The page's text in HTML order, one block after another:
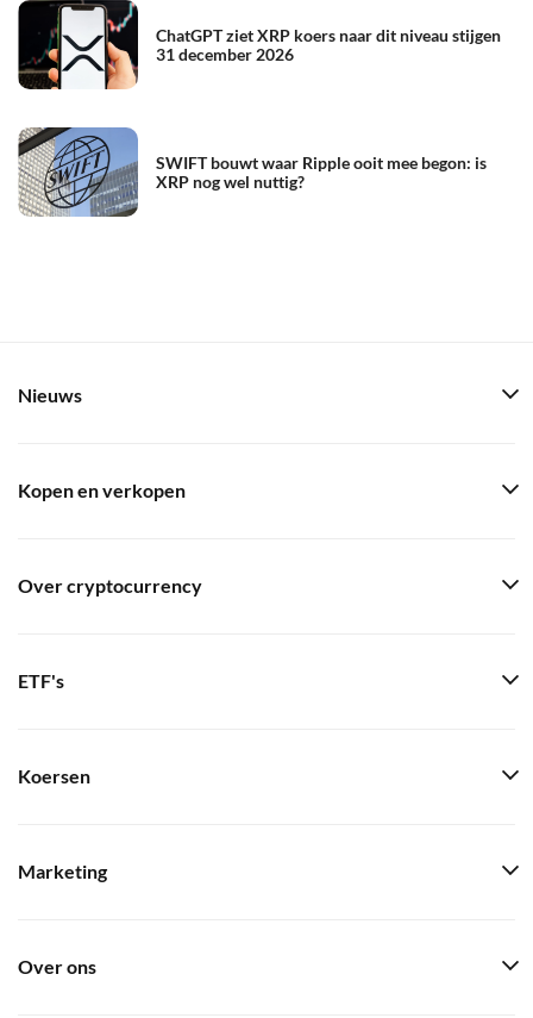
ChatGPT ziet XRP koers naar dit niveau stijgen
31 december 2026
SWIFT bouwt waar Ripple ooit mee begon: is
XRP nog wel nuttig?
Nieuws
Kopen en verkopen
Over cryptocurrency
ETF's
Koersen
Marketing
Over ons